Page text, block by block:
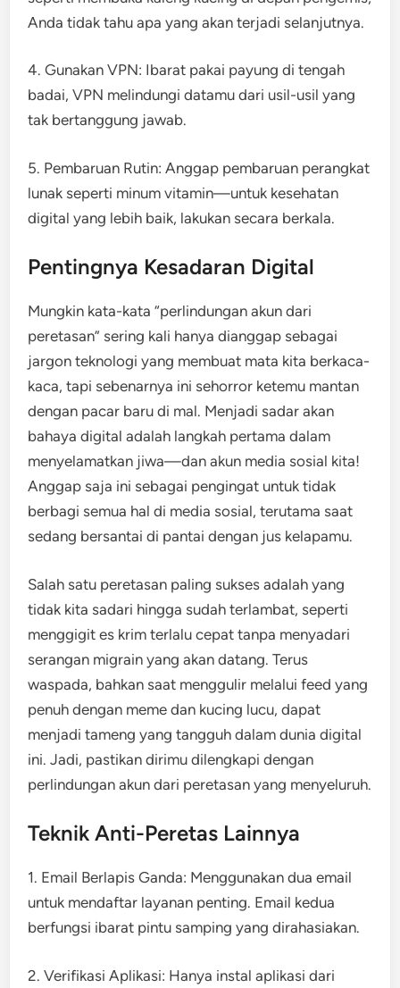
Anda tidak tahu apa yang akan terjadi selanjutnya.
4. Gunakan VPN: Ibarat pakai payung di tengah
badai, VPN melindungi datamu dari usil-usil yang
tak bertanggung jawab.
5. Pembaruan Rutin: Anggap pembaruan perangkat
lunak seperti minum vitamin—untuk kesehatan
digital yang lebih baik, lakukan secara berkala.
Pentingnya Kesadaran Digital
Mungkin kata-kata “perlindungan akun dari
peretasan” sering kali hanya dianggap sebagai
jargon teknologi yang membuat mata kita berkaca-
kaca, tapi sebenarnya ini sehorror ketemu mantan
dengan pacar baru di mal. Menjadi sadar akan
bahaya digital adalah langkah pertama dalam
menyelamatkan jiwa—dan akun media sosial kita!
Anggap saja ini sebagai pengingat untuk tidak
berbagi semua hal di media sosial, terutama saat
sedang bersantai di pantai dengan jus kelapamu.
Salah satu peretasan paling sukses adalah yang
tidak kita sadari hingga sudah terlambat, seperti
menggigit es krim terlalu cepat tanpa menyadari
serangan migrain yang akan datang. Terus
waspada, bahkan saat menggulir melalui feed yang
penuh dengan meme dan kucing lucu, dapat
menjadi tameng yang tangguh dalam dunia digital
ini. Jadi, pastikan dirimu dilengkapi dengan
perlindungan akun dari peretasan yang menyeluruh.
Teknik Anti-Peretas Lainnya
1. Email Berlapis Ganda: Menggunakan dua email
untuk mendaftar layanan penting. Email kedua
berfungsi ibarat pintu samping yang dirahasiakan.
2. Verifikasi Aplikasi: Hanya instal aplikasi dari